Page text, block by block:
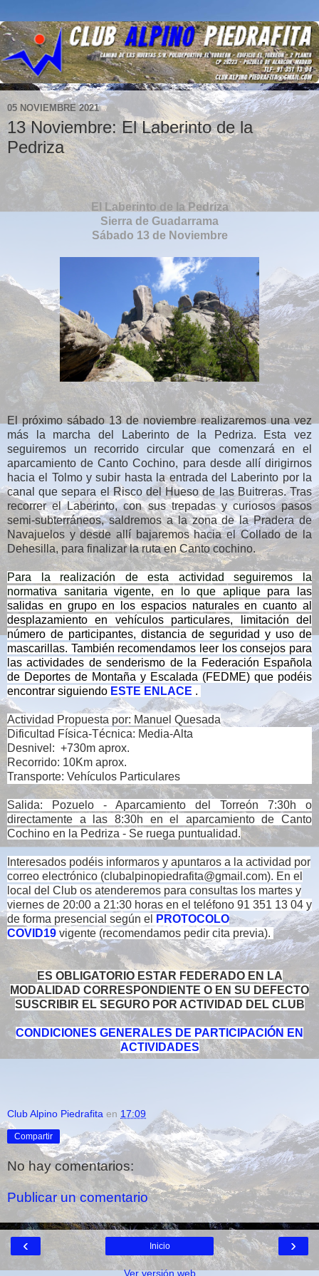
05 NOVIEMBRE 2021
13 Noviembre: El Laberinto de la
Pedriza
El Laberinto de la Pedriza
Sierra de Guadarrama
Sábado 13 de Noviembre
El próximo sábado 13 de noviembre realizaremos una vez
más la marcha del Laberinto de la Pedriza. Esta vez
seguiremos un recorrido circular que comenzará en el
aparcamiento de Canto Cochino, para desde allí dirigirnos
hacia el Tolmo y subir hasta la entrada del Laberinto por la
canal que separa el Risco del Hueso de las Buitreras. Tras
recorrer el Laberinto, con sus trepadas y curiosos pasos
semi-subterráneos, saldremos a la zona de la Pradera de
Navajuelos y desde allí bajaremos hacia el Collado de la
Dehesilla, para finalizar la ruta en Canto cochino.
Para la realización de esta actividad seguiremos la
normativa sanitaria vigente, en lo que aplique para las
salidas en grupo en los espacios naturales en cuanto al
desplazamiento en vehículos particulares, limitación del
número de participantes, distancia de seguridad y uso de
mascarillas. También recomendamos leer los consejos para
las actividades de senderismo de la Federación Española
de Deportes de Montaña y Escalada (FEDME) que podéis
encontrar siguiendo ESTE ENLACE .
Actividad Propuesta por: Manuel Quesada
Dificultad Física-Técnica: Media-Alta
Desnivel: +730m aprox.
Recorrido: 10Km aprox.
Transporte: Vehículos Particulares
Salida: Pozuelo - Aparcamiento del Torreón 7:30h o
directamente a las 8:30h en el aparcamiento de Canto
Cochino en la Pedriza - Se ruega puntualidad.
Interesados podéis informaros y apuntaros a la actividad por
correo electrónico (clubalpinopiedrafita@gmail.com). En el
local del Club os atenderemos para consultas los martes y
viernes de 20:00 a 21:30 horas en el teléfono 91 351 13 04 y
de forma presencial según el
PROTOCOLO
COVID19 vigente (recomendamos pedir cita previa).
ES OBLIGATORIO ESTAR FEDERADO EN LA
MODALIDAD CORRESPONDIENTE O EN SU DEFECTO
SUSCRIBIR EL SEGURO POR ACTIVIDAD DEL CLUB
CONDICIONES GENERALES DE PARTICIPACIÓN EN
ACTIVIDADES
Club Alpino Piedrafita en 17:09
Compartir
No hay comentarios:
Publicar un comentario
‹ ›
Inicio
Ver versión web